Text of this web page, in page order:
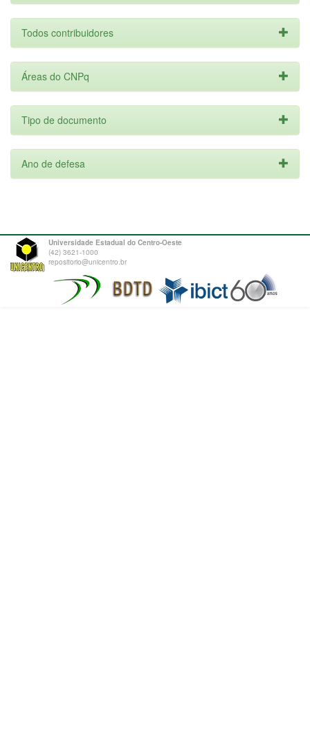
Todos contribuidores
Áreas do CNPq
Tipo de documento
Ano de defesa
Universidade Estadual do Centro-Oeste
(42) 3621-1000
repositorio@unicentro.br